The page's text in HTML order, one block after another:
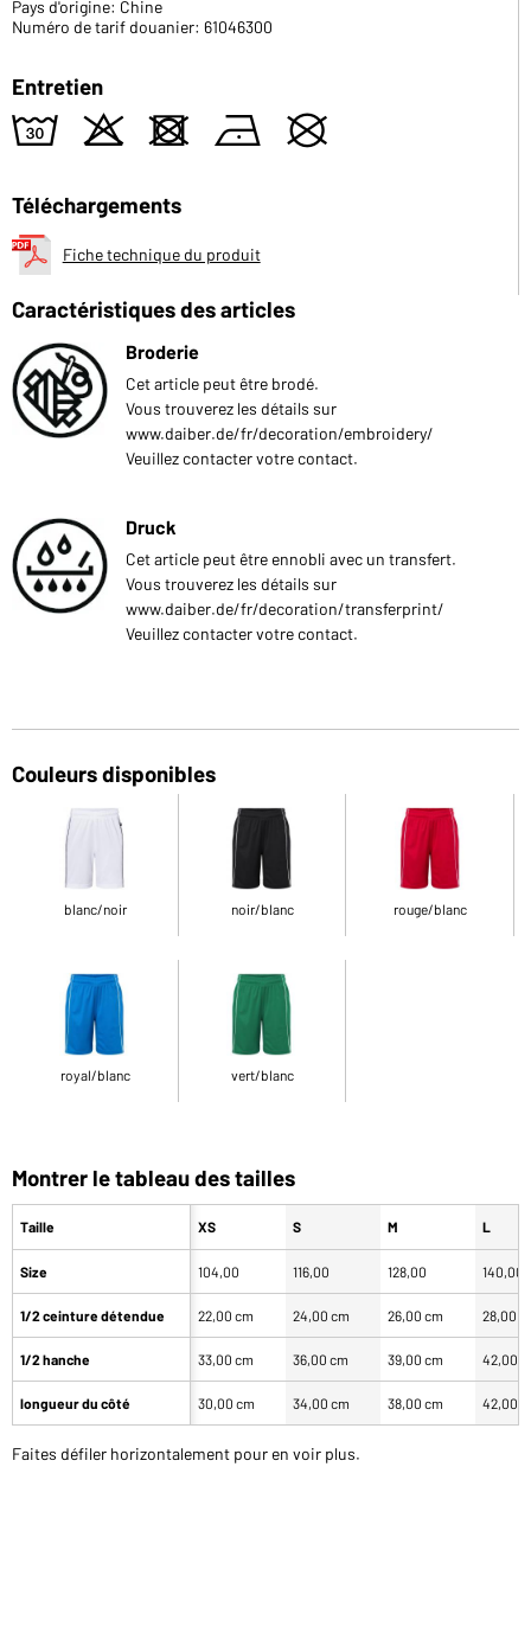
Pays d'origine: Chine
Numéro de tarif douanier: 61046300
Entretien
w o d n U
Téléchargements
Fiche technique du produit
Caractéristiques des articles
Broderie
Cet article peut être brodé.
Vous trouverez les détails sur
www.daiber.de/fr/decoration/embroidery/
Veuillez contacter votre contact.
Druck
Cet article peut être ennobli avec un transfert.
Vous trouverez les détails sur
www.daiber.de/fr/decoration/transferprint/
Veuillez contacter votre contact.
Couleurs disponibles
blanc/noir noir/blanc rouge/blanc
royal/blanc vert/blanc
Montrer le tableau des tailles
Taille
Size
1/2 ceinture détendue
1/2 hanche
longueur du côté
XS S M L
104,00 116,00 128,00 140,00
22,00 cm 24,00 cm 26,00 cm 28,00
33,00 cm 36,00 cm 39,00 cm 42,00
30,00 cm 34,00 cm 38,00 cm 42,00
Faites défiler horizontalement pour en voir plus.